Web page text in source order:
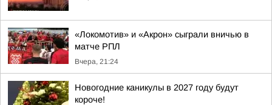
«Локомотив» и «Акрон» сыграли вничью в
матче РПЛ
Вчера, 21:24
Новогодние каникулы в 2027 году будут
короче!